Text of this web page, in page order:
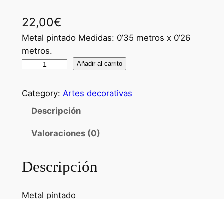
22,00€
Metal pintado Medidas: 0’35 metros x 0’26
metros.
B
n
r
Añadir al carrito
Category: Artes decorativas
Descripción
Valoraciones (0)
Descripción
Metal pintado